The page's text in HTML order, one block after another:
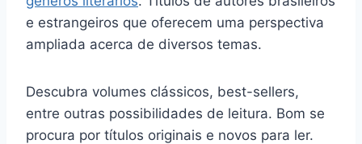
e estrangeiros que oferecem uma perspectiva
ampliada acerca de diversos temas.
Descubra volumes clássicos, best-sellers,
entre outras possibilidades de leitura. Bom se
procura por títulos originais e novos para ler.